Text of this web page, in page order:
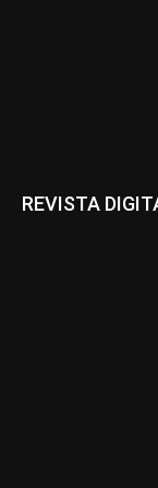
REVISTA